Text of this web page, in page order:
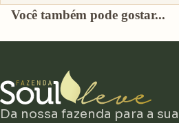
Você também pode gostar...
Da nossa fazenda para a